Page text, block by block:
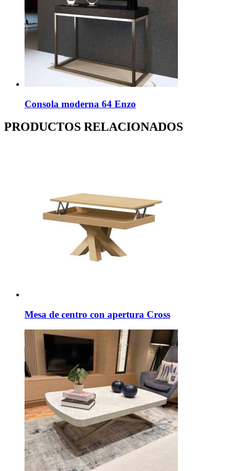
Consola moderna 64 Enzo
PRODUCTOS RELACIONADOS
Mesa de centro con apertura Cross